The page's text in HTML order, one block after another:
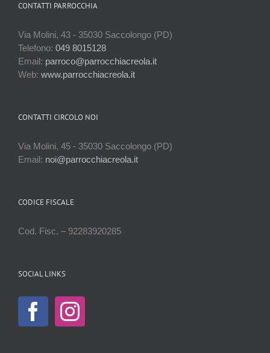
CONTATTI PARROCCHIA
Via Molini, 43 - 35030 Saccolongo (PD)
Telefono: 049 8015128
Email: parroco@parrocchiacreola.it
Web: www.parrocchiacreola.it
CONTATTI CIRCOLO NOI
Via Molini, 45 - 35030 Saccolongo (PD)
Email: noi@parrocchiacreola.it
CODICE FISCALE
Cod. Fisc. – 92283920285
SOCIAL LINKS